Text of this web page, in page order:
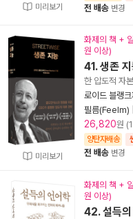
미리보기
전 배송 변경
미리보기
화제의 책 +
원 이상)
41. 생존
한 압도적 자
로이드 블랭크
필름(Feelm)
26,820원
양탄자배송
전 배송 변경
화제의 책 +
원 이상)
42. 설득